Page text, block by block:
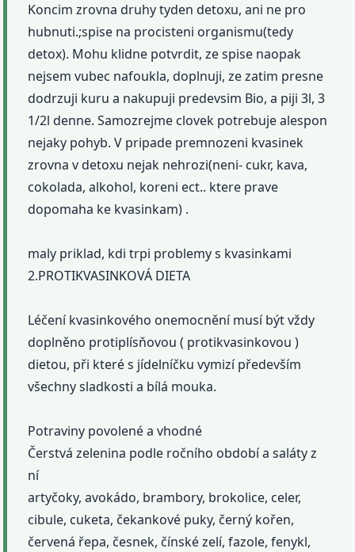
Koncim zrovna druhy tyden detoxu, ani ne pro
hubnuti.;spise na procisteni organismu(tedy
detox). Mohu klidne potvrdit, ze spise naopak
nejsem vubec nafoukla, doplnuji, ze zatim presne
dodrzuji kuru a nakupuji predevsim Bio, a piji 3l, 3
1/2l denne. Samozrejme clovek potrebuje alespon
nejaky pohyb. V pripade premnozeni kvasinek
zrovna v detoxu nejak nehrozi(neni- cukr, kava,
cokolada, alkohol, koreni ect.. ktere prave
dopomaha ke kvasinkam) .
maly priklad, kdi trpi problemy s kvasinkami
2.PROTIKVASINKOVÁ DIETA
Léčení kvasinkového onemocnění musí být vždy
doplněno protiplísňovou ( protikvasinkovou )
dietou, při které s jídelníčku vymizí především
všechny sladkosti a bílá mouka.
Potraviny povolené a vhodné
Čerstvá zelenina podle ročního období a saláty z
ní
artyčoky, avokádo, brambory, brokolice, celer,
cibule, cuketa, čekankové puky, černý kořen,
červená řepa, česnek, čínské zelí, fazole, fenykl,